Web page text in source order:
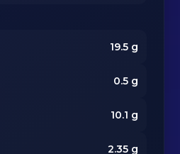
19.5g
0.5g
10.1 g
2.35g